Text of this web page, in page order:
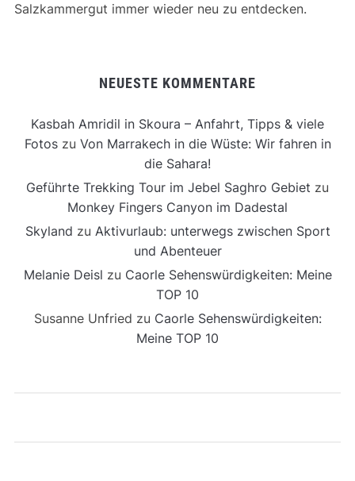
Salzkammergut immer wieder neu zu entdecken.
NEUESTE KOMMENTARE
Kasbah Amridil in Skoura – Anfahrt, Tipps & viele
Fotoszu Von Marrakech in die Wüste: Wir fahren in
die Sahara!
Geführte Trekking Tour im Jebel Saghro Gebiet zu
Monkey Fingers Canyon im Dadestal
Skyland zu Aktivurlaub: unterwegs zwischen Sport
und Abenteuer
Melanie Deisl zu Caorle Sehenswürdigkeiten: Meine
TOP 10
Susanne Unfried zu Caorle Sehenswürdigkeiten:
Meine TOP 10